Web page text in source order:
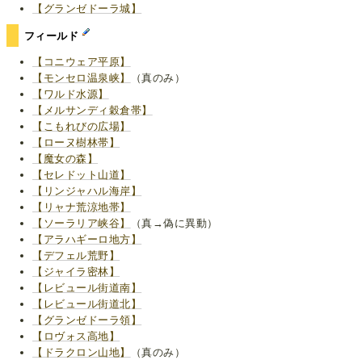
【グランゼドーラ城】
フィールド
【コニウェア平原】
【モンセロ温泉峡】
（真のみ）
【ワルド水源】
【メルサンディ穀倉帯】
【こもれびの広場】
【ローヌ樹林帯】
【魔女の森】
【セレドット山道】
【リンジャハル海岸】
【リャナ荒涼地帯】
【ソーラリア峡谷】
（真→偽に異動）
【アラハギーロ地方】
【デフェル荒野】
【ジャイラ密林】
【レビュール街道南】
【レビュール街道北】
【グランゼドーラ領】
【ロヴォス高地】
【ドラクロン山地】
（真のみ）